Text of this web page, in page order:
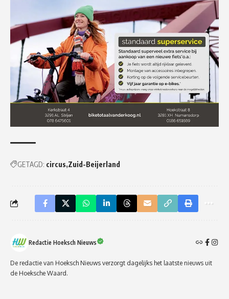
GETAGD: circus Zuid-Beijerland
Redactie Hoeksch Nieuws
De redactie van Hoeksch Nieuws verzorgt dagelijks het laatste nieuws uit
de Hoeksche Waard.